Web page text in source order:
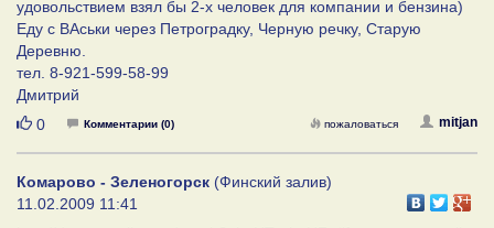
удовольствием взял бы 2-х человек для компании и бензина)
Еду с ВАськи через Петроградку, Черную речку, Старую
Деревню.
тел. 8-921-599-58-99
Дмитрий
Нравится
0 Комментарии (0) mitjan
пожаловаться
Комарово - Зеленогорск (Финский залив)
11.02.2009 11:41